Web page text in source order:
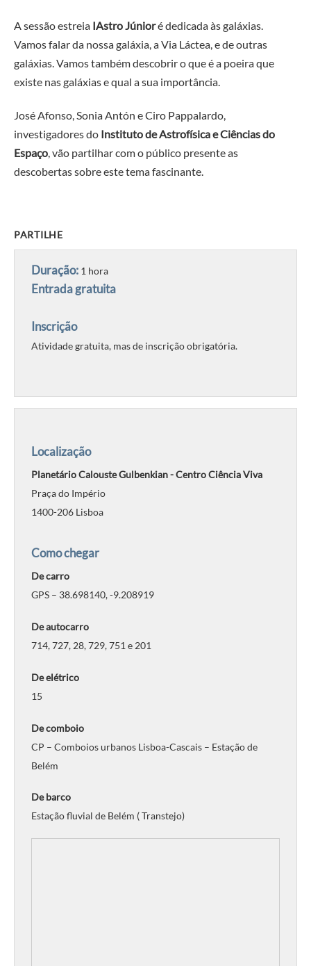
A sessão estreia IAstro Júnioré dedicada às galáxias.
Vamos falar da nossa galáxia, a Via Láctea, e de outras
galáxias. Vamos também descobrir o que é a poeira que
existe nas galáxias e qual a sua importância.
José Afonso, Sonia Antón e Ciro Pappalardo,
investigadores do Instituto de Astrofísica e Ciências do
Espaço, vão partilhar com o público presente as
descobertas sobre este tema fascinante.
PARTILHE
Duração: 1 hora
Entrada gratuita
Inscrição
Atividade gratuita, mas de inscrição obrigatória.
Localização
Planetário Calouste Gulbenkian - Centro Ciência Viva
Praça do Império
1400-206 Lisboa
Como chegar
De carro
GPS – 38.698140, -9.208919
De autocarro
714, 727, 28, 729, 751 e 201
De elétrico
15
De comboio
CP – Comboios urbanos Lisboa-Cascais – Estação de
Belém
De barco
Estação fluvial de Belém ( Transtejo)